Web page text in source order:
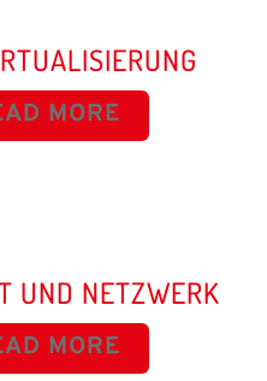
MORE
UND NETZWERK
MORE